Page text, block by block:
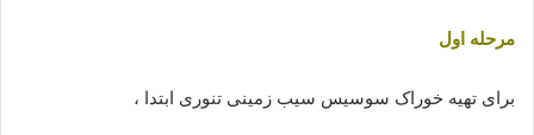
مرحله اول
برای تهیه خوراک سوسیس سیب زمینی تنوری ابتدا ،